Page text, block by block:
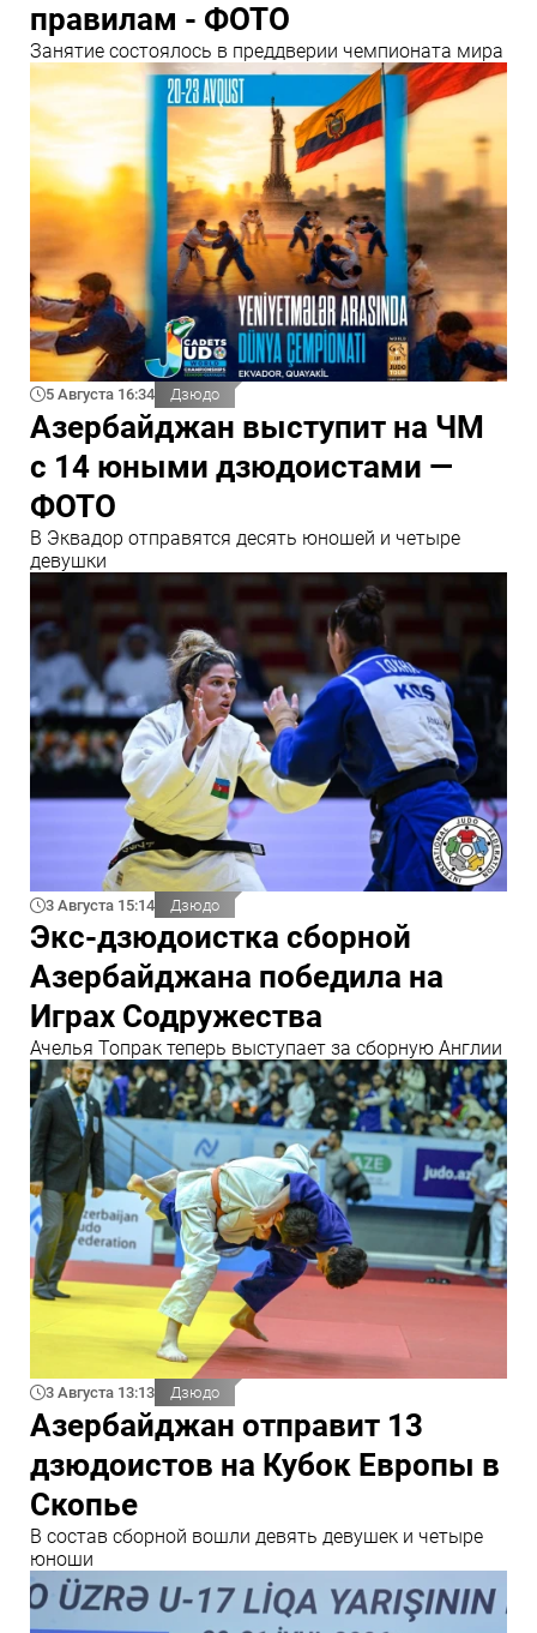
правилам - ФОТО
Занятие состоялось в преддверии чемпионата мира
5 Августа 16:34 Дзюдо
Азербайджан выступит на ЧМ
с 14 юными дзюдоистами —
ФОТО
В Эквадор отправятся десять юношей и четыре
девушки
3 Августа 15:14 Дзюдо
Экс-дзюдоистка сборной
Азербайджана победила на
Играх Содружества
Ачелья Топрак теперь выступает за сборную Англии
3 Августа 13:13 Дзюдо
Азербайджан отправит 13
дзюдоистов на Кубок Европы в
Скопье
В состав сборной вошли девять девушек и четыре
юноши